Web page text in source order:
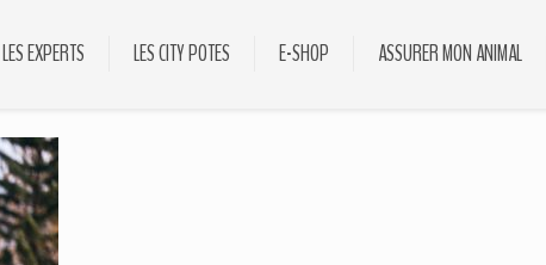
LES EXPERTS LES CITY POTES E-SHOP ASSURER MON ANIMAL